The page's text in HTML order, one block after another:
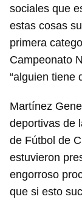
sociales que
estas cosas
primera
Campeonato
“alguien tiene
Martínez
deportivas de
de Fútbol de
estuvieron
engorroso
que si esto